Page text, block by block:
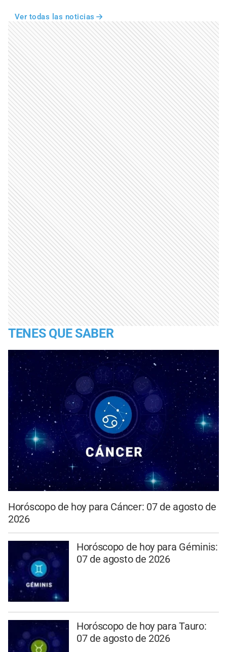
Ver todas las noticias
TENES QUE SABER
Horóscopo de hoy para Cáncer: 07 de agosto de
2026
Horóscopo de hoy para Géminis:
07 de agosto de 2026
Horóscopo de hoy para Tauro:
07 de agosto de 2026